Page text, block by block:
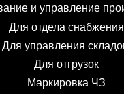
и управление
Для отдела снабжения
Для управления
Для отгрузок
Маркировка ЧЗ